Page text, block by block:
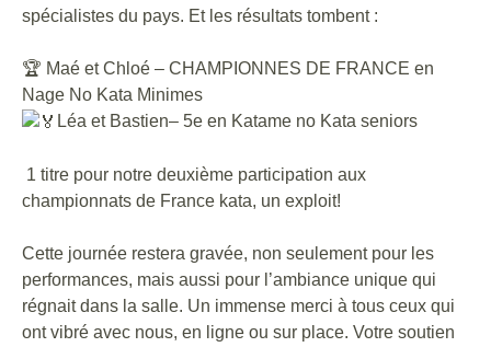
spécialistes du pays. Et les résultats tombent :
🏆 Maé et Chloé – CHAMPIONNES DE FRANCE en
Nage No Kata Minimes
Léa et Bastien– 5e en Katame no Kata seniors
1 titre pour notre deuxième participation aux
championnats de France kata, un exploit!
Cette journée restera gravée, non seulement pour les
performances, mais aussi pour l’ambiance unique qui
régnait dans la salle. Un immense merci à tous ceux qui
ont vibré avec nous, en ligne ou sur place. Votre soutien